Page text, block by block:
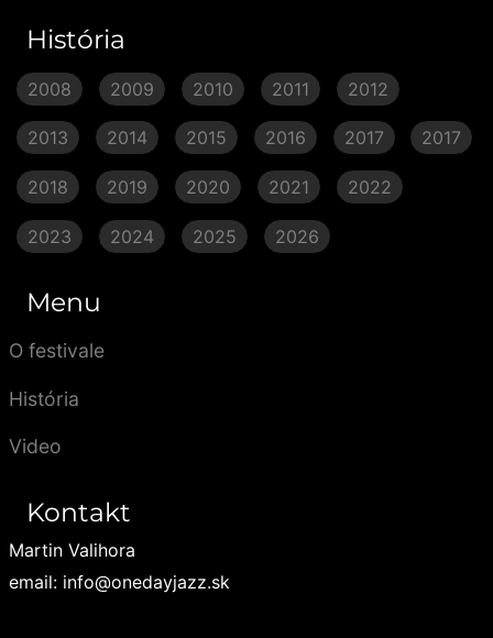
História
2008 2009 2010 2011 2012
2013 2014 2015 2016 2017 2017
2018 2019 2020 2021 2022
2023 2024 2025 2026
Menu
O festivale
História
Video
Kontakt
Martin Valihora
email: info@onedayjazz.sk